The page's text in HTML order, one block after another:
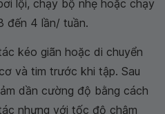
lội, chạy bộ nhẹ hoặc chạy
đến 4 lần/ tuần.
kéo giãn hoặc di chuyển
và tim trước khi tập. Sau
dần cường độ bằng cách
nhưng với tốc độ chậm